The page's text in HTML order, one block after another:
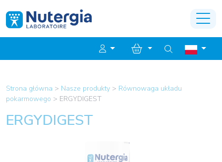
Strona główna > Nasze produkty > Równowaga układu
pokarmowego > ERGYDIGEST
ERGYDIGEST